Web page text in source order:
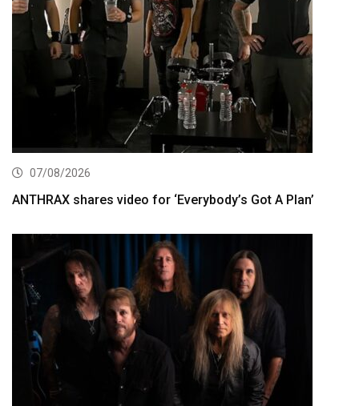
07/08/2026
ANTHRAX shares video for ‘Everybody’s Got A Plan’